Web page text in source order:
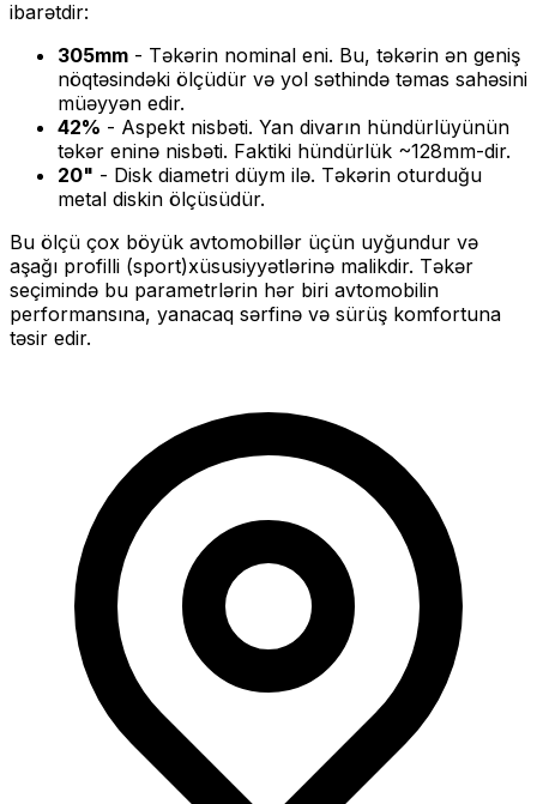
ibarətdir:
305mm - Təkərin nominal eni. Bu, təkərin ən geniş
nöqtəsindəki ölçüdür və yol səthində təmas sahəsini
müəyyən edir.
42% - Aspekt nisbəti. Yan divarın hündürlüyünün
təkər eninə nisbəti. Faktiki hündürlük ~128mm-dir.
20" - Disk diametri düym ilə. Təkərin oturduğu
metal diskin ölçüsüdür.
Bu ölçü çox böyük avtomobillər üçün uyğundur və
aşağı profilli (sport)xüsusiyyətlərinə malikdir. Təkər
seçimində bu parametrlərin hər biri avtomobilin
performansına, yanacaq sərfinə və sürüş komfortuna
təsir edir.